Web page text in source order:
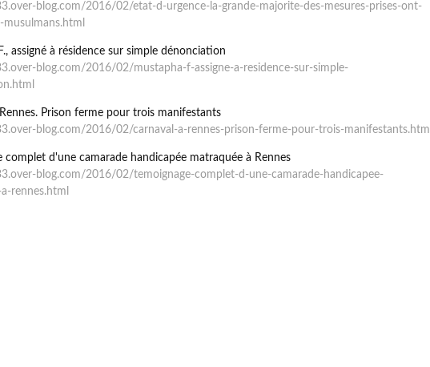
blog.com/2016/02/etat-d-urgence-la-grande-majorite-des-mesures-prises-ont-
assigné à résidence sur simple dénonciation
blog.com/2016/02/mustapha-f-assigne-a-residence-sur-simple-
Prison ferme pour trois manifestants
blog.com/2016/02/carnaval-a-rennes-prison-ferme-pour-trois-manifestants.html
complet d'une camarade handicapée matraquée à Rennes
blog.com/2016/02/temoignage-complet-d-une-camarade-handicapee-
rennes.html